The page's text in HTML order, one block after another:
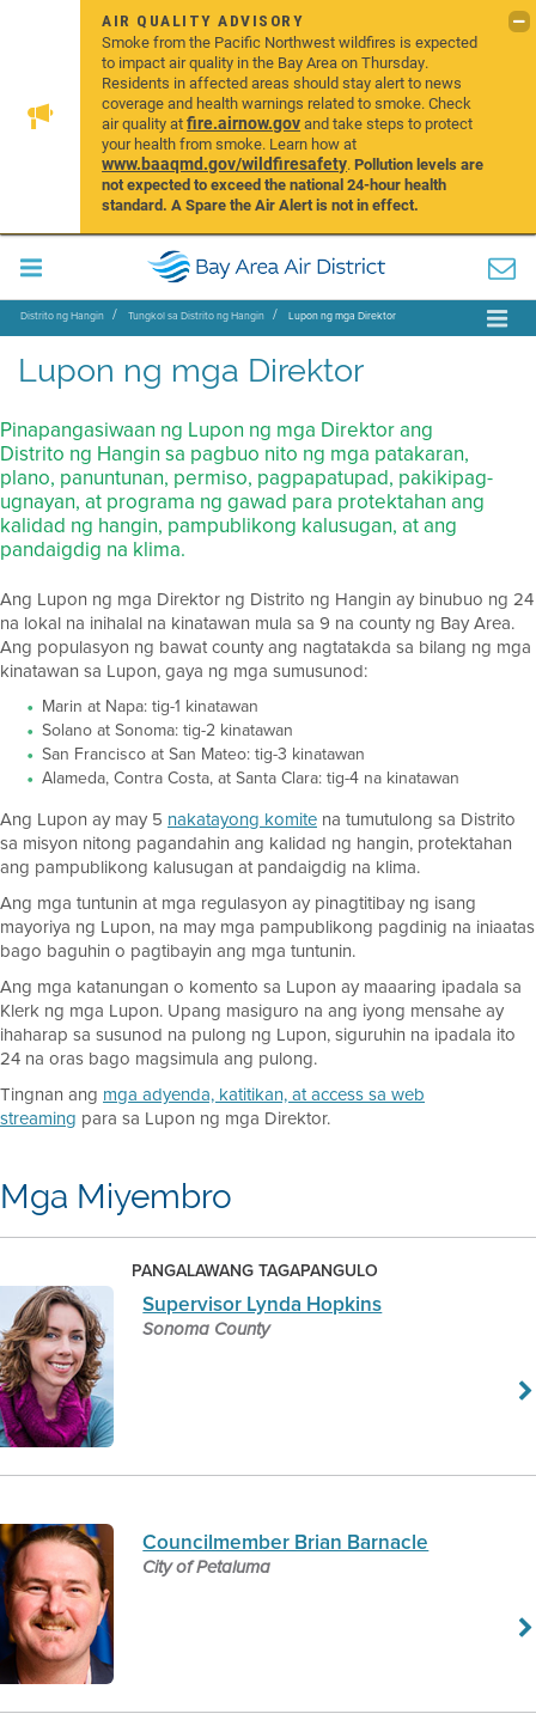
AIR QUALITY ADVISORY
Smoke from the Pacific Northwest wildfires is expected
to impact air quality in the Bay Area on Thursday.
Residents in affected areas should stay alert to news
coverage and health warnings related to smoke. Check
air quality atfire.airnow.govand take steps to protect
your health from smoke. Learn how at
www.baaqmd.gov/wildfiresafety.Pollution levels are
not expected to exceed the national 24-hour health
standard. A Spare the Air Alert is not in effect.
Distrito ng Hangin Tungkol sa Distrito ng Hangin Lupon ng mga Direktor
Lupon ng mga Direktor
Pinapangasiwaan ng Lupon ng mga Direktor ang
Distrito ng Hangin sa pagbuo nito ng mga patakaran,
plano, panuntunan, permiso, pagpapatupad, pakikipag-
ugnayan, at programa ng gawad para protektahan ang
kalidad ng hangin, pampublikong kalusugan, at ang
pandaigdig na klima.
Ang Lupon ng mga Direktor ng Distrito ng Hangin ay binubuo ng 24
na lokal na inihalal na kinatawan mula sa 9 na county ng Bay Area.
Ang populasyon ng bawat county ang nagtatakda sa bilang ng mga
kinatawan sa Lupon, gaya ng mga sumusunod:
Marin at Napa: tig-1 kinatawan
Solano at Sonoma: tig-2 kinatawan
San Francisco at San Mateo: tig-3 kinatawan
Alameda, Contra Costa, at Santa Clara: tig-4 na kinatawan
Ang Lupon ay may 5 nakatayong komite na tumutulong sa Distrito
sa misyon nitong pagandahin ang kalidad ng hangin, protektahan
ang pampublikong kalusugan at pandaigdig na klima.
Ang mga tuntunin at mga regulasyon ay pinagtitibay ng isang
mayoriya ng Lupon, na may mga pampublikong pagdinig na iniaatas
bago baguhin o pagtibayin ang mga tuntunin.
Ang mga katanungan o komento sa Lupon ay maaaring ipadala sa
Klerk ng mga Lupon. Upang masiguro na ang iyong mensahe ay
ihaharap sa susunod na pulong ng Lupon, siguruhin na ipadala ito
24 na oras bago magsimula ang pulong.
Tingnan ang mga adyenda, katitikan, at access sa web
streaming para sa Lupon ng mga Direktor.
Mga Miyembro
PANGALAWANG TAGAPANGULO
Supervisor Lynda Hopkins
Sonoma County
Councilmember Brian Barnacle
City of Petaluma